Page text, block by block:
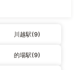
川越駅(9)
的場駅(9)